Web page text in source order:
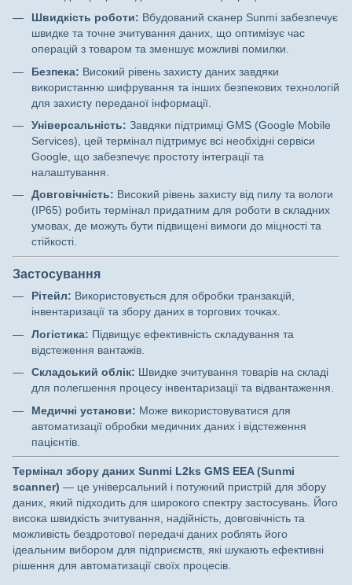
Швидкість роботи: Вбудований сканер Sunmi забезпечує
швидке та точне зчитування даних, що оптимізує час
операцій з товаром та зменшує можливі помилки.
Безпека: Високий рівень захисту даних завдяки
використанню шифрування та інших безпекових технологій
для захисту переданої інформації.
Універсальність: Завдяки підтримці GMS (Google Mobile
Services), цей термінал підтримує всі необхідні сервіси
Google, що забезпечує простоту інтеграції та
налаштування.
Довговічність: Високий рівень захисту від пилу та вологи
(IP65) робить термінал придатним для роботи в складних
умовах, де можуть бути підвищені вимоги до міцності та
стійкості.
Застосування
Рітейл: Використовується для обробки транзакцій,
інвентаризації та збору даних в торгових точках.
Логістика: Підвищує ефективність складування та
відстеження вантажів.
Складський облік: Швидке зчитування товарів на складі
для полегшення процесу інвентаризації та відвантаження.
Медичні установи: Може використовуватися для
автоматизації обробки медичних даних і відстеження
пацієнтів.
Термінал збору даних Sunmi L2ks GMS EEA (Sunmi
scanner) — це універсальний і потужний пристрій для збору
даних, який підходить для широкого спектру застосувань. Його
висока швидкість зчитування, надійність, довговічність та
можливість бездротової передачі даних роблять його
ідеальним вибором для підприємств, які шукають ефективні
рішення для автоматизації своїх процесів.